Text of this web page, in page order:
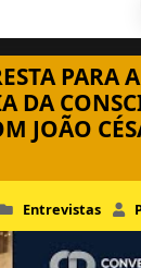
PARA A
DA
JOÃO
Entrevistas